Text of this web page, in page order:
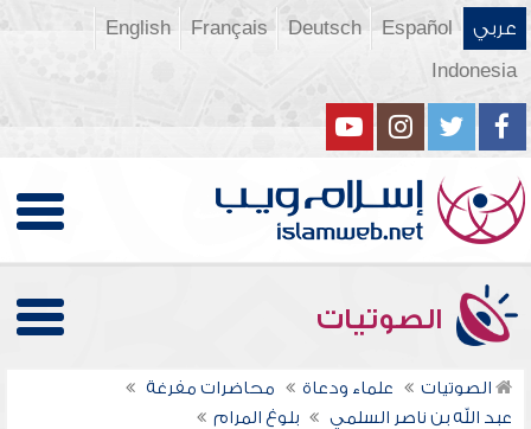
عربي Español
Deutsch
Français
English
Indonesia
الصوتيات
الصوتيات علماء ودعاة
محاضرات مفرغة
عبد الله بن ناصر السلمي
بلوغ المرام